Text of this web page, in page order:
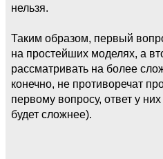
нельзя.
Таким образом, первый
на простейших моделях, а
рассматривать на более
конечно, не противоречат
первому вопросу, ответ у
будет сложнее).